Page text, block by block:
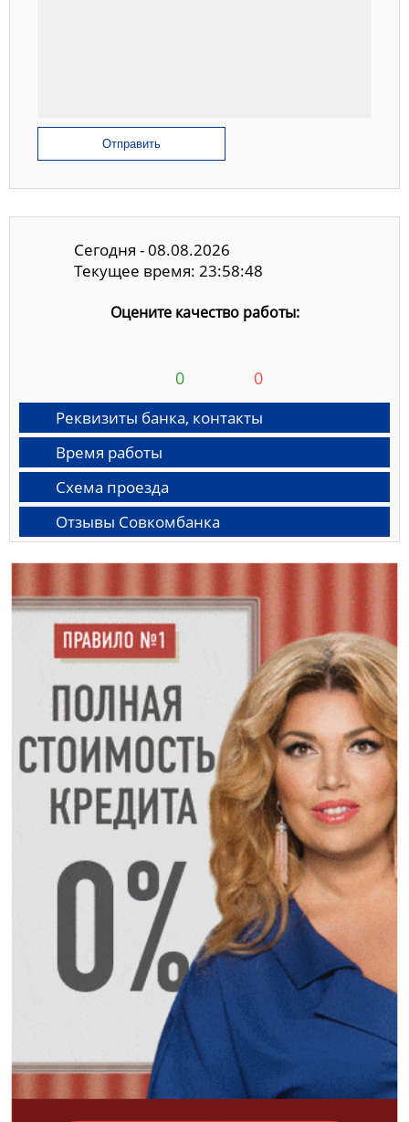
Отправить
Сегодня - 08.08.2026
Текущее время: 23:58:49
Оцените качество работы:
0 0
Реквизиты банка, контакты
Время работы
Схема проезда
Отзывы Совкомбанка